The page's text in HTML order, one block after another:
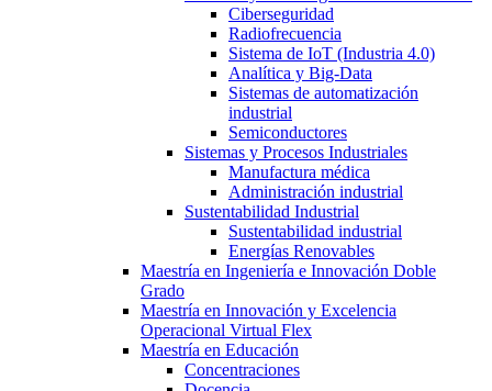
Ciberseguridad
Radiofrecuencia
Sistema de IoT (Industria 4.0)
Analítica y Big-Data
Sistemas de automatización
industrial
Semiconductores
Sistemas y Procesos Industriales
Manufactura médica
Administración industrial
Sustentabilidad Industrial
Sustentabilidad industrial
Energías Renovables
Maestría en Ingeniería e Innovación Doble
Grado
Maestría en Innovación y Excelencia
Operacional Virtual Flex
Maestría en Educación
Concentraciones